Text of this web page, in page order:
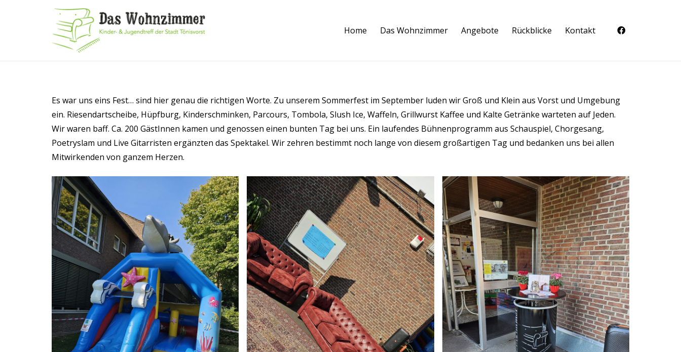
Home Das Wohnzimmer Angebote Rückblicke Kontakt
Es war uns eins Fest… sind hier genau die richtigen Worte. Zu unserem Sommerfest im September luden wir Groß und Klein aus Vorst und Umgebung
ein. Riesendartscheibe, Hüpfburg, Kinderschminken, Parcours, Tombola, Slush Ice, Waffeln, Grillwurst Kaffee und Kalte Getränke warteten auf Jeden.
Wir waren baff. Ca. 200 GästInnen kamen und genossen einen bunten Tag bei uns. Ein laufendes Bühnenprogramm aus Schauspiel, Chorgesang,
Poetryslam und Live Gitarristen ergänzten das Spektakel. Wir zehren bestimmt noch lange von diesem großartigen Tag und bedanken uns bei allen
Mitwirkenden von ganzem Herzen.